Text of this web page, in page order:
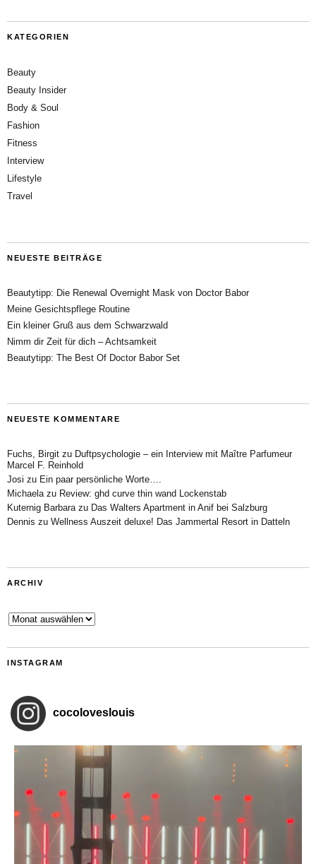
KATEGORIEN
Beauty
Beauty Insider
Body & Soul
Fashion
Fitness
Interview
Lifestyle
Travel
NEUESTE BEITRÄGE
Beautytipp: Die Renewal Overnight Mask von Doctor Babor
Meine Gesichtspflege Routine
Ein kleiner Gruß aus dem Schwarzwald
Nimm dir Zeit für dich – Achtsamkeit
Beautytipp: The Best Of Doctor Babor Set
NEUESTE KOMMENTARE
Fuchs, Birgit zu Duftpsychologie – ein Interview mit Maître Parfumeur
Marcel F. Reinhold
Josi zu Ein paar persönliche Worte….
Michaela zu Review: ghd curve thin wand Lockenstab
Kuternig Barbara zu Das Walters Apartment in Anif bei Salzburg
Dennis zu Wellness Auszeit deluxe! Das Jammertal Resort in Datteln
ARCHIV
Archiv
INSTAGRAM
cocoloveslouis